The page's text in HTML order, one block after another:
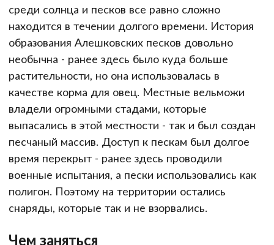
среди солнца и песков все равно сложно
находится в течении долгого времени. История
образования Алешковских песков довольно
необычна - ранее здесь было куда больше
растительности, но она использовалась в
качестве корма для овец. Местные вельможи
владели огромными стадами, которые
выпасались в этой местности - так и был создан
песчаный массив. Доступ к пескам был долгое
время перекрыт - ранее здесь проводили
военные испытания, а пески использовались как
полигон. Поэтому на территории остались
снаряды, которые так и не взорвались.
Чем заняться